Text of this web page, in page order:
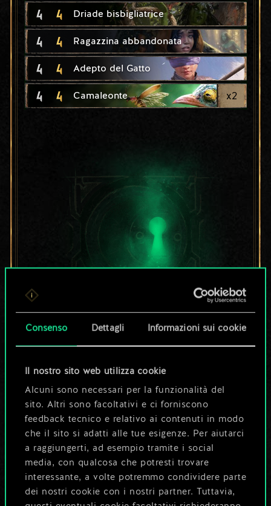
Consenso Dettagli Informazioni sui cookie
Il nostro sito web utilizza cookie
Alcuni sono necessari per la funzionalità del
sito. Altri sono facoltativi e ci forniscono
feedback tecnico e relativo ai contenuti in modo
che il sito si adatti alle tue esigenze. Per aiutarci
a raggiungerti, ad esempio tramite i social
media, con qualcosa che potresti trovare
interessante, a volte potremmo condividere parte
dei nostri cookie con i nostri partner. Tuttavia,
4 4 Driade bisbigliatrice
4 4 Ragazzina abbandonata
4 4 Adepto del Gatto
4 4 Camaleonte x2
Per ora, è solo un
condiviso.
Ma può diventare
molto altro!
Dai un nome al mazzo e crea una
guida